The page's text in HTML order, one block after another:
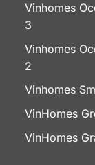
Vinhomes
3
Vinhomes
2
Vinhomes
VinHomes
VinHomes